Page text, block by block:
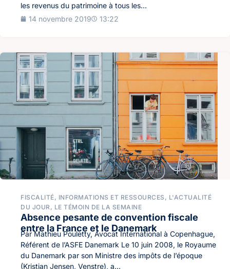
les revenus du patrimoine à tous les...
14 novembre 2019
13:22
FISCALITÉ, INFORMATIONS ET RESSOURCES , L'ACTUALITÉ
DU JOUR , LE TÉMOIN DE LA SEMAINE
Absence pesante de convention fiscale
entre la France et le Danemark
Par Mathieu Pouletty, Avocat International à Copenhague,
Référent de l’ASFE Danemark Le 10 juin 2008, le Royaume
du Danemark par son Ministre des impôts de l’époque
(Kristian Jensen, Venstre), a...